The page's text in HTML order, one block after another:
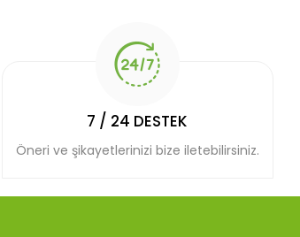
7 / 24 DESTEK
Öneri ve şikayetlerinizi bize iletebilirsiniz.